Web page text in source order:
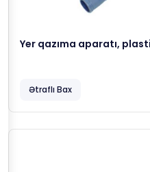
Yer qazıma aparatı,
Ətraflı Bax